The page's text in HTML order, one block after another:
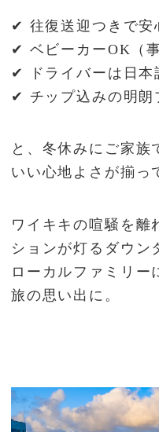
✔ 往復送迎つきで安
✔ ベビーカーOK（
✔ ドライバーは日本
✔ チップ込みの明朗
と、冬休みにご家族
いい心地よさが揃っ
ワイキキの喧騒を離
ションが灯るダウン
ローカルファミリー
旅の思い出に。